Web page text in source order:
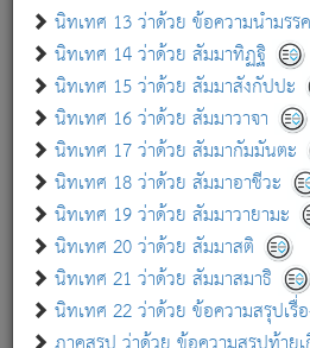
นิทเทศ 13 ว่าด้วย ข้อความนำมรรค
นิทเทศ 14 ว่าด้วย สัมมาทิฏฐิ
นิทเทศ 15 ว่าด้วย สัมมาสังกัปปะ
นิทเทศ 16 ว่าด้วย สัมมาวาจา
นิทเทศ 17 ว่าด้วย สัมมากัมมันตะ
นิทเทศ 18 ว่าด้วย สัมมาอาชีวะ
นิทเทศ 19 ว่าด้วย สัมมาวายามะ
นิทเทศ 20 ว่าด้วย สัมมาสติ
นิทเทศ 21 ว่าด้วย สัมมาสมาธิ
นิทเทศ 22 ว่าด้วย ข้อความสรุปเรื่
เกี่ยวกับธรรมโฆษณ์ออนไลน์ (Disclaimer)
แม้ระบบ "ธรรมโฆษณ์ออนไลน์" พยายามปรั
ผู้ศึกษาก็พึงตรวจสอบกับตัวเล่มหนังสือต้นฉ
ก่อนนำข้อมูลไปใช้ในการอ้างอิง"
เกี่ยวกับอัตถจารี|เกี่ยวกับการพัฒนา|
หนังสือที่เกี่ยวข้อง